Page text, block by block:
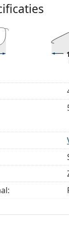
in een
doekje is
geleverd met
assortiment
hulpmiddel.